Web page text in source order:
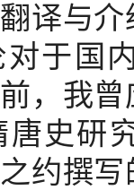
译与
于国
，我
唐史研
之约撰